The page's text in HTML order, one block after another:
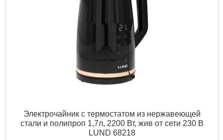
Электрочайник с термостатом из нержавеющей
стали и полипроп 1,7л, 2200 Вт, жив от сети 230 В
LUND 68218